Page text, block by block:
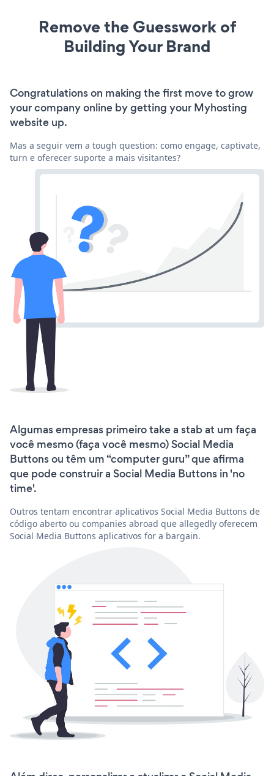
Remove the Guesswork of
Building Your Brand
Congratulations on making the first move to grow
your company online by getting your Myhosting
website up.
Mas a seguir vem a tough question: como engage, captivate,
turn e oferecer suporte a mais visitantes?
Algumas empresas primeiro take a stab at um faça
você mesmo (faça você mesmo) Social Media
Buttons ou têm um “computer guru” que afirma
que pode construir a Social Media Buttons in 'no
time'.
Outros tentam encontrar aplicativos Social Media Buttons de
código aberto ou companies abroad que allegedly oferecem
Social Media Buttons aplicativos for a bargain.